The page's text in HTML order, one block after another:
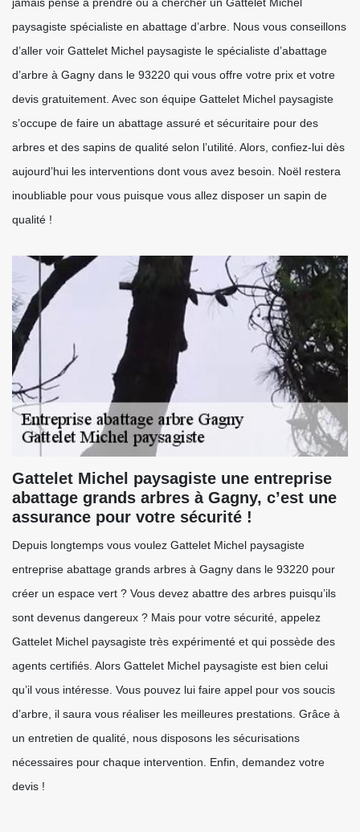
paysagiste spécialiste en abattage d’arbre. Nous vous conseillons
d’aller voir Gattelet Michel paysagiste le spécialiste d’abattage
d’arbre à Gagny dans le 93220 qui vous offre votre prix et votre
devis gratuitement. Avec son équipe Gattelet Michel paysagiste
s’occupe de faire un abattage assuré et sécuritaire pour des
arbres et des sapins de qualité selon l’utilité. Alors, confiez-lui dès
aujourd’hui les interventions dont vous avez besoin. Noël restera
inoubliable pour vous puisque vous allez disposer un sapin de
qualité !
Gattelet Michel paysagiste une entreprise
abattage grands arbres à Gagny, c’est une
assurance pour votre sécurité !
Depuis longtemps vous voulez Gattelet Michel paysagiste
entreprise abattage grands arbres à Gagny dans le 93220 pour
créer un espace vert ? Vous devez abattre des arbres puisqu’ils
sont devenus dangereux ? Mais pour votre sécurité, appelez
Gattelet Michel paysagiste très expérimenté et qui possède des
agents certifiés. Alors Gattelet Michel paysagiste est bien celui
qu’il vous intéresse. Vous pouvez lui faire appel pour vos soucis
d’arbre, il saura vous réaliser les meilleures prestations. Grâce à
un entretien de qualité, nous disposons les sécurisations
nécessaires pour chaque intervention. Enfin, demandez votre
devis !